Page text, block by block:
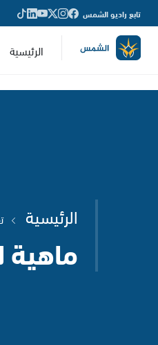
تابع راديو الشمس
الرئيسية
الرئيسية
ماهية